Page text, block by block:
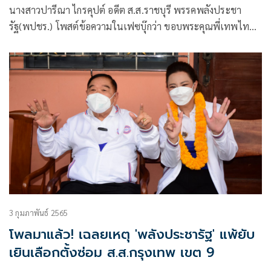
นางสาวปารีณา ไกรคุปต์ อดีต ส.ส.ราชบุรี พรรคพลังประชา
รัฐ(พปชร.) โพสต์ข้อความในเฟซบุ๊กว่า ขอบพระคุณพี่เทพไท
นะคะ
3 กุมภาพันธ์ 2565
โพลมาแล้ว! เฉลยเหตุ 'พลังประชารัฐ' แพ้ยับ
เยินเลือกตั้งซ่อม ส.ส.กรุงเทพ เขต 9